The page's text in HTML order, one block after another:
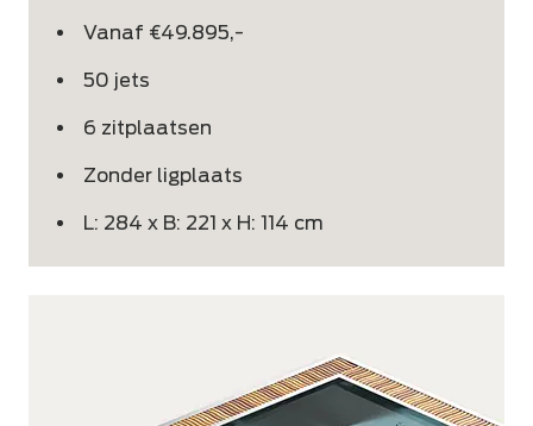
Vanaf €49.895,-
50 jets
6 zitplaatsen
Zonder ligplaats
L: 284 x B: 221 x H: 114 cm